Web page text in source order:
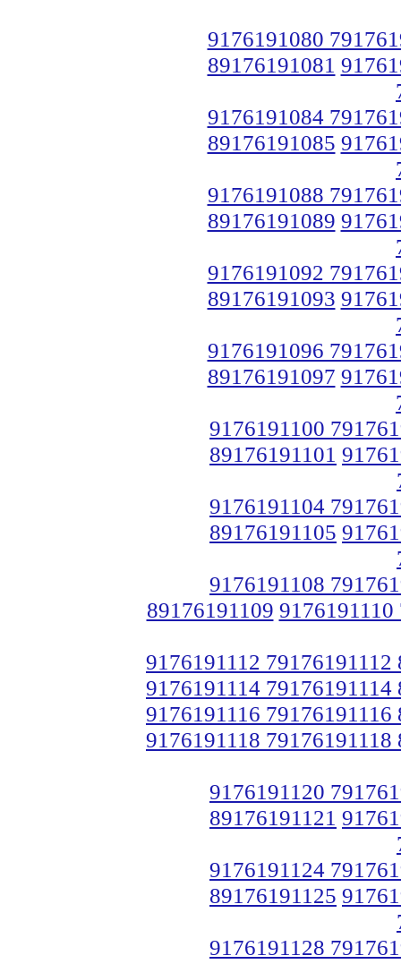
9176191080
89176191081
9176191084
89176191085
9176191088
89176191089
9176191092
89176191093
9176191096
89176191097
9176191100
89176191101
9176191104
89176191105
9176191108
89176191109 9176191110
9176191112 79176191112
9176191114 79176191114
9176191116 79176191116
9176191118 79176191118
9176191120
89176191121
9176191124
89176191125
9176191128